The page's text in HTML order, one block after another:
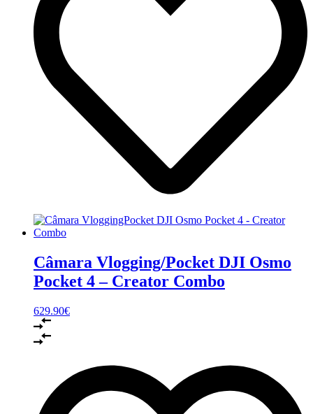
Câmara Vlogging/Pocket DJI Osmo
Pocket 4 – Creator Combo
629.90€